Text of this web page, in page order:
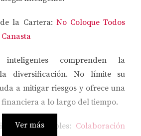
la Cartera: No Coloque Todos
comprenden la
diversificación. No límite su
a mitigar riesgos y ofrece una
a lo largo del tiempo.
Confiables: Colaboración
Ver más